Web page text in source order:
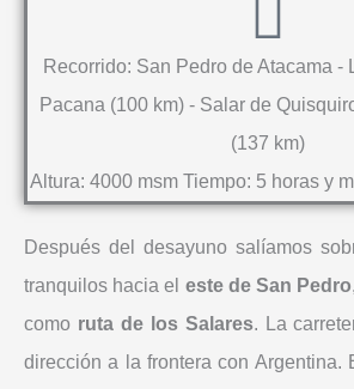
Recorrido: San Pedro de Atacama -
Pacana (100 km) - Salar de
(137 km)
Altura: 4000 msm Tiempo: 5 horas y
Después del desayuno salíamos
tranquilos hacia el este de San Pedro
como ruta de los Salares. La
dirección a la frontera con Argentina.